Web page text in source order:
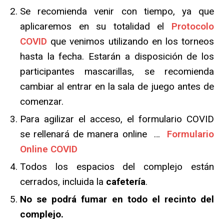
Se recomienda venir con tiempo, ya que
aplicaremos en su totalidad el Protocolo
COVID que venimos utilizando en los torneos
hasta la fecha. Estarán a disposición de los
participantes mascarillas, se recomienda
cambiar al entrar en la sala de juego antes de
comenzar.
Para agilizar el acceso, el formulario COVID
se rellenará de manera online … Formulario
Online COVID
Todos los espacios del complejo están
cerrados, incluida la cafetería.
No se podrá fumar en todo el recinto del
complejo.